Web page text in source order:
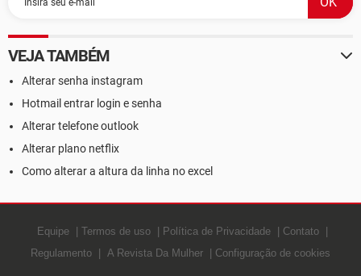
VEJA TAMBÉM
Alterar senha instagram
Hotmail entrar login e senha
Alterar telefone outlook
Alterar plano netflix
Como alterar a altura da linha no excel
Equipe Termos de uso Política de Privacidade
Contato
Regulamento
A Revista Da Mulher Configuração de cookies